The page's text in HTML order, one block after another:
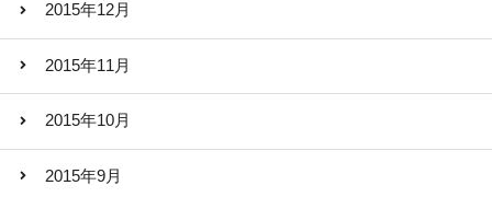
2015年12月
2015年11月
2015年10月
2015年9月